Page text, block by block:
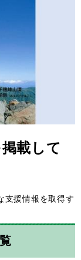
載して
支援情報を取得す